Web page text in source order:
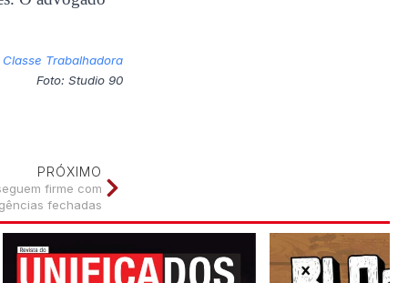
Trabalhadora
Foto: Studio 90
PRÓXIMO
firme com
fechadas